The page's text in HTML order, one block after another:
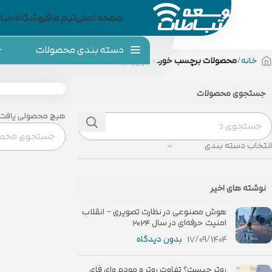
صفحه اصلیتیم مافروشگاه
دسته بندی محصولات
خانه محصولات برچسب خورده “وایرلس”
جستجوی محصولات
انتخاب دسته بندی
نوشته های اخیر
هوش مصنوعی در نظارت تصویری – انقلاب
امنیت حرفه‌ای در سال ۲۰۲۴
17/09/1404 بدون دیدگاه
هیچ محصولی